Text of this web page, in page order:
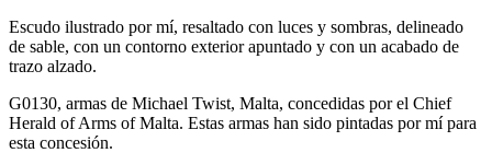
Escudo ilustrado por mí, resaltado con luces y sombras, delineado
de sable, con un contorno exterior apuntado y con un acabado de
trazo alzado.
G0130, armas de Michael Twist, Malta, concedidas por el Chief
Herald of Arms of Malta. Estas armas han sido pintadas por mí para
esta concesión.